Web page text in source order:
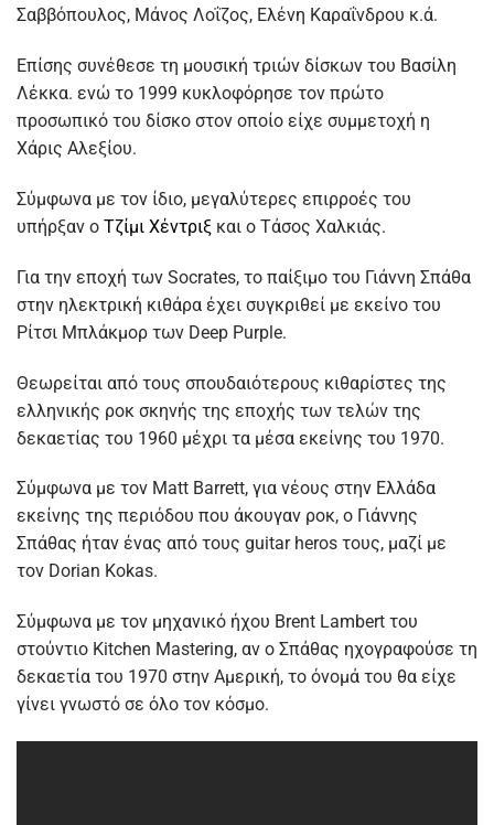
Σαββόπουλος, Μάνος Λοΐζος, Ελένη Καραΐνδρου κ.ά.
Επίσης συνέθεσε τη μουσική τριών δίσκων του Βασίλη
Λέκκα. ενώ το 1999 κυκλοφόρησε τον πρώτο
προσωπικό του δίσκο στον οποίο είχε συμμετοχή η
Χάρις Αλεξίου.
Σύμφωνα με τον ίδιο, μεγαλύτερες επιρροές του
υπήρξαν ο Τζίμι Χέντριξ και ο Τάσος Χαλκιάς.
Για την εποχή των Socrates, το παίξιμο του Γιάννη Σπάθα
στην ηλεκτρική κιθάρα έχει συγκριθεί με εκείνο του
Ρίτσι Μπλάκμορ των Deep Purple.
Θεωρείται από τους σπουδαιότερους κιθαρίστες της
ελληνικής ροκ σκηνής της εποχής των τελών της
δεκαετίας του 1960 μέχρι τα μέσα εκείνης του 1970.
Σύμφωνα με τον Matt Barrett, για νέους στην Ελλάδα
εκείνης της περιόδου που άκουγαν ροκ, ο Γιάννης
Σπάθας ήταν ένας από τους guitar heros τους, μαζί με
τον Dorian Kokas.
Σύμφωνα με τον μηχανικό ήχου Brent Lambert του
στούντιο Kitchen Mastering, αν ο Σπάθας ηχογραφούσε τη
δεκαετία του 1970 στην Αμερική, το όνομά του θα είχε
γίνει γνωστό σε όλο τον κόσμο.